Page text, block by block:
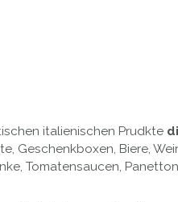
italienischen Prudkte
Geschenkboxen, Biere,
Tomatensaucen,